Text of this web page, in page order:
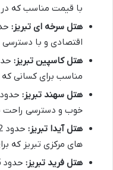
با قیمت مناسب که در
هتل سرخه ای تبریز:
اقتصادی و با
هتل کاسپین تبریز:
مناسب برای کسانی
هتل سهند تبریز:
خوب و دسترسی راحت
هتل آیدا تبریز:
های مرکزی تبریز که
هتل فرید تبریز: